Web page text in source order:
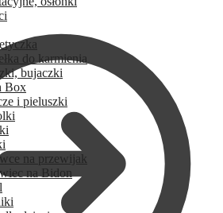
do karmienia
bujaczki
Box
i pieluszki
na przewijak
na Bidon